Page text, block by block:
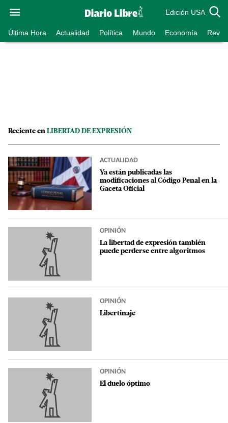
Edición USA
Última Hora Actualidad Política Mundo Economía
Reciente en LIBERTAD DE EXPRESIÓN
ACTUALIDAD
Ya están publicadas las
modificaciones al Código Penal en la
Gaceta Oficial
OPINIÓN
La libertad de expresión también
puede perderse entre algoritmos
OPINIÓN
Libertinaje
OPINIÓN
El duelo óptimo